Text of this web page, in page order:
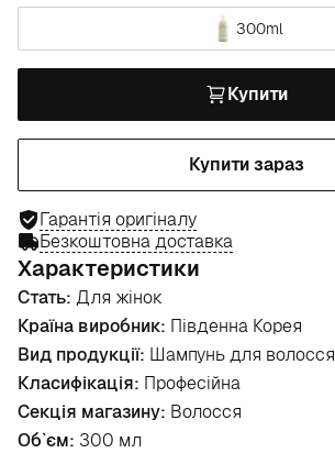
300ml
Купити
Купити зараз
Гарантія оригіналу
Безкоштовна доставка
Характеристики
Стать: Для жінок
Країна виробник: Південна Корея
Вид продукції: Шампунь для волосся
Класифікація: Професійна
Секція магазину: Волосся
Об`єм: 300 мл